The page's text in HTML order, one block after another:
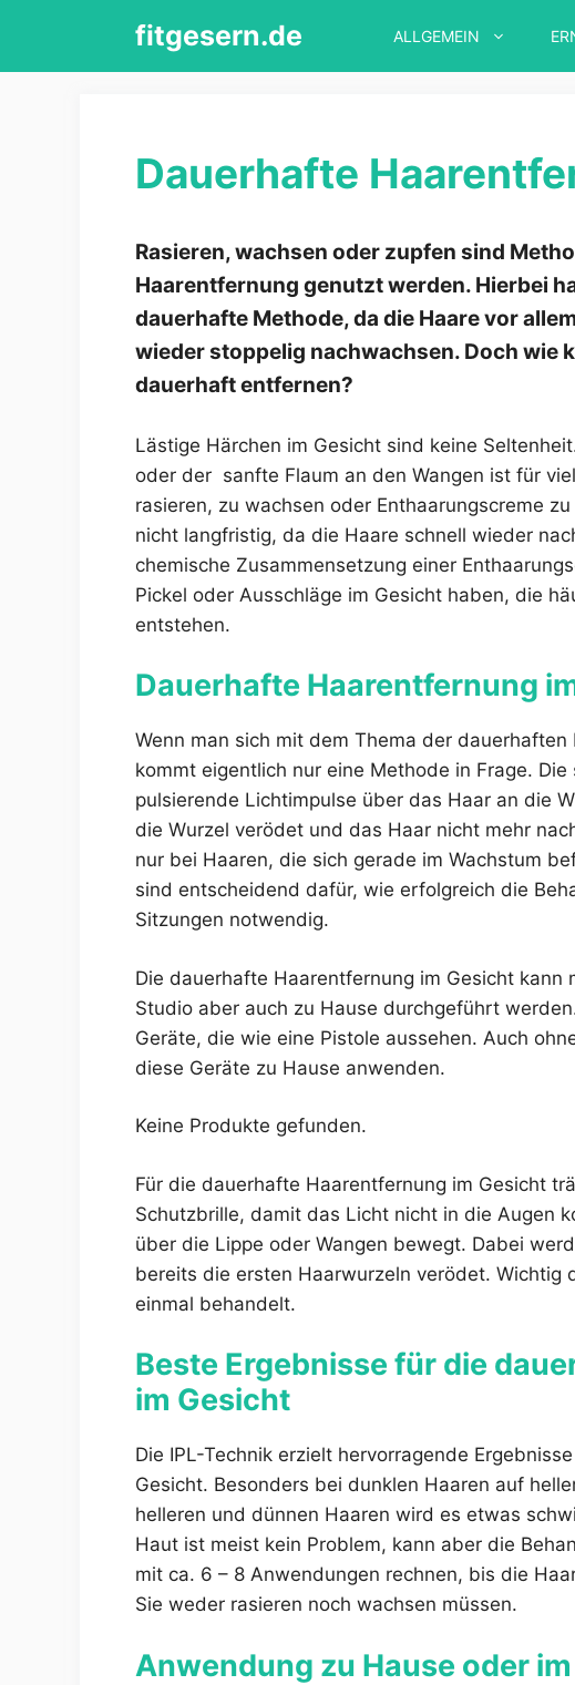
springen
fitgesern.de ALLGEMEIN
Dauerhafte
Rasieren, wachsen oder zupfen sind
Haarentfernung genutzt werden. Hierbei
dauerhafte Methode, da die Haare vor
wieder stoppelig nachwachsen. Doch wie
dauerhaft entfernen?
Lästige Härchen im Gesicht sind keine
oder der sanfte Flaum an den Wangen ist für
rasieren, zu wachsen oder Enthaarungscreme
nicht langfristig, da die Haare schnell wieder
chemische Zusammensetzung einer
Pickel oder Ausschläge im Gesicht haben, die
entstehen.
Dauerhafte Haarentfernung
Wenn man sich mit dem Thema der
kommt eigentlich nur eine Methode in Frage.
pulsierende Lichtimpulse über das Haar an die
die Wurzel verödet und das Haar nicht mehr
nur bei Haaren, die sich gerade im Wachstum
sind entscheidend dafür, wie erfolgreich die
Sitzungen notwendig.
Die dauerhafte Haarentfernung im Gesicht kann
Studio aber auch zu Hause durchgeführt
Geräte, die wie eine Pistole aussehen. Auch
diese Geräte zu Hause anwenden.
Keine Produkte gefunden.
Für die dauerhafte Haarentfernung im Gesicht
Schutzbrille, damit das Licht nicht in die Augen
über die Lippe oder Wangen bewegt. Dabei
bereits die ersten Haarwurzeln verödet. Wichtig
einmal behandelt.
Beste Ergebnisse für die
im Gesicht
Die IPL-Technik erzielt hervorragende
Gesicht. Besonders bei dunklen Haaren auf
helleren und dünnen Haaren wird es etwas
Haut ist meist kein Problem, kann aber die
mit ca. 6 – 8 Anwendungen rechnen, bis die
Sie weder rasieren noch wachsen müssen.
Anwendung zu Hause oder